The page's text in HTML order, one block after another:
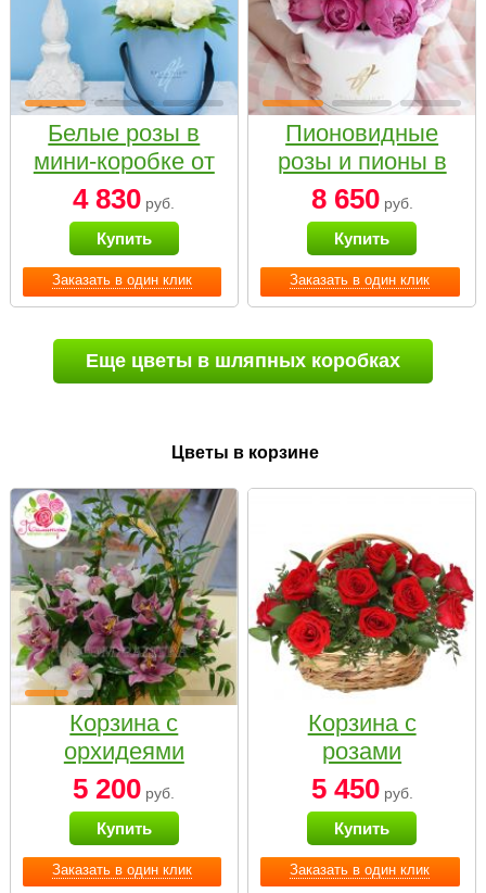
Заказать в один клик
Белые розы в
мини-коробке от
Bella Fiori
4 830 руб.
Купить
Заказать в один клик
Пионовидные
розы и пионы в
белой коробке
Small
8 650руб.
Купить
Еще цветы в шляпных коробках
Цветы в корзине
Заказать в один клик
Корзина с
орхидеями
малая
5 200 руб.
Купить
Заказать в один клик
Корзина с
розами
«Красный
Париж»
5 450руб.
Купить